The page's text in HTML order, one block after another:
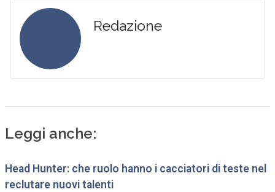
Redazione
Leggi anche:
Head Hunter: che ruolo hanno i cacciatori di teste nel
reclutare nuovi talenti